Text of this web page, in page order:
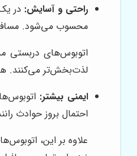
راحتی و آسایش: در
محسوب می‌شود.
اتوبوس‌های دربستی
لذت‌بخش‌تر می‌کنند.
ایمنی بیشتر:
احتمال بروز حوادث
علاوه بر این،